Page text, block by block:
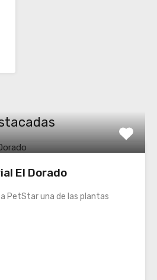
El Dorado
PetStar una de las plantas